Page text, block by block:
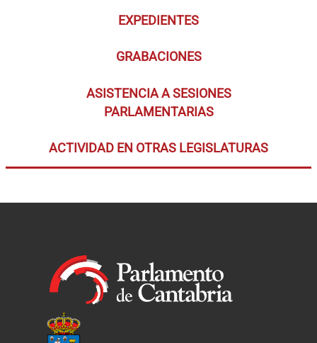
EXPEDIENTES
GRABACIONES
ASISTENCIA A SESIONES
PARLAMENTARIAS
ACTIVIDAD EN OTRAS LEGISLATURAS